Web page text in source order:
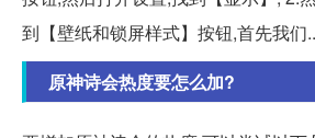
到【壁纸和锁屏样式】按钮,首先我们
原神诗会热度要怎么加?